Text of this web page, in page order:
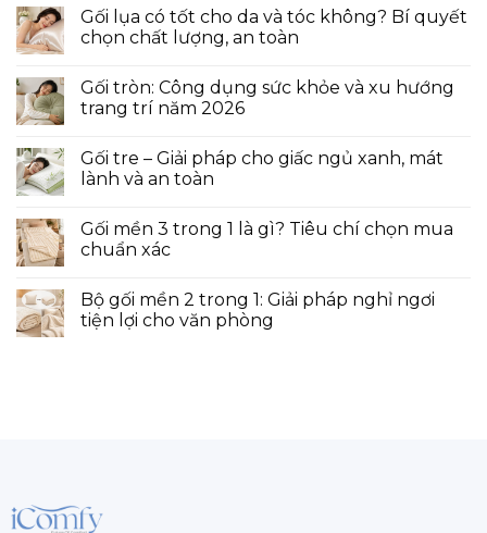
Gối lụa có tốt cho da và tóc không? Bí quyết
chọn chất lượng, an toàn
Gối tròn: Công dụng sức khỏe và xu hướng
trang trí năm 2026
Gối tre – Giải pháp cho giấc ngủ xanh, mát
lành và an toàn
Gối mền 3 trong 1 là gì? Tiêu chí chọn mua
chuẩn xác
Bộ gối mền 2 trong 1: Giải pháp nghỉ ngơi
tiện lợi cho văn phòng